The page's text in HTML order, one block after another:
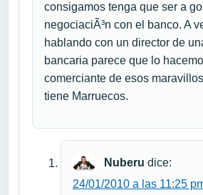
consigamos tenga que ser a
negociaciÃ³n con el banco. A
hablando con un director de
bancaria parece que lo
comerciante de esos
tiene Marruecos.
Nuberu dice:
24/01/2010 a las 11:25